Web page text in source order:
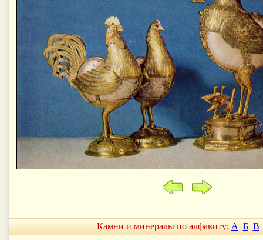
Камни и минералы по алфавиту: А Б В